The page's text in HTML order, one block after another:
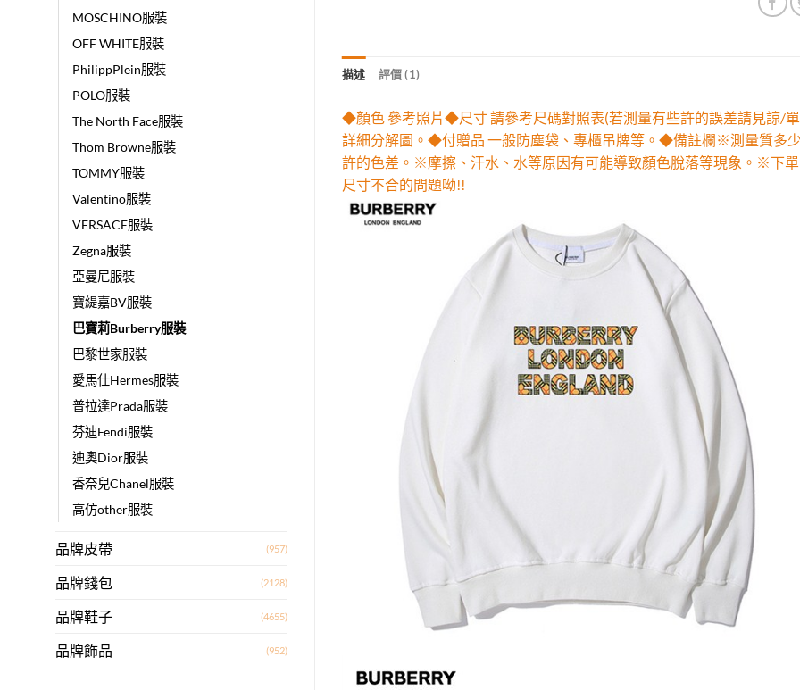
MOSCHINO服裝
OFF WHITE服裝
PhilippPlein服裝
POLO服裝
The North Face服裝
Thom Browne服裝
TOMMY服裝
Valentino服裝
VERSACE服裝
Zegna服裝
亞曼尼服裝
寶緹嘉BV服裝
巴寶莉Burberry服裝
巴黎世家服裝
愛馬仕Hermes服裝
普拉達Prada服裝
芬迪Fendi服裝
迪奧Dior服裝
香奈兒Chanel服裝
高仿other服裝
品牌皮帶 (957)
品牌錢包 (2128)
品牌鞋子 (4655)
品牌飾品 (952)
描述 評價 (1)
◆顏色 參考照片◆尺寸 請參考尺碼對照表(若測量有些許的誤差請見諒/
詳細分解圖。◆付贈品 一般防塵袋、專櫃吊牌等。◆備註欄※測量質多
許的色差。※摩擦、汗水、水等原因有可能導致顏色脫落等現象。※下
尺寸不合的問題呦!!